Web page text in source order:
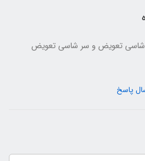
شاسی تعویض و سر شاسی تعویض
پاسخ